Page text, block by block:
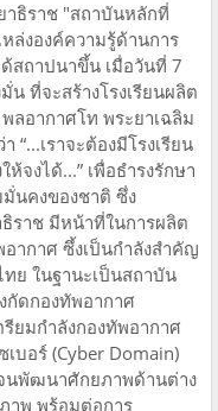
าธิราช "สถาบันหลักที่
ล่งองค์ความรู้ด้านการ
สถาปนาขึ้น เมื่อวันที่ 7
ที่จะสร้างโรงเรียนผลิต
ลอากาศโท พระยาเฉลิม
เราจะต้องมีโรงเรียน
จงได้...” เพื่อธำรงรักษา
นคงของชาติ ซึ่ง
ราช มีหน้าที่ในการผลิต
ากาศ ซึ้งเป็นกำลังสำคัญ
ย ในฐานะเป็นสถาบัน
กัดกองทัพอากาศ
ยมกําลังกองทัพอากาศ
บอร์ (Cyber Domain)
นพัฒนาศักยภาพด้านต่าง
าพ พร้อมต่อการ